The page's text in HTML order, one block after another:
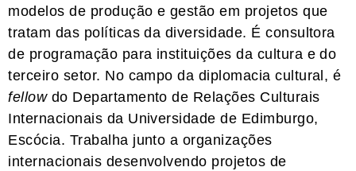
modelos de produção e gestão em projetos que
tratam das políticas da diversidade. É consultora
de programação para instituições da cultura e do
terceiro setor. No campo da diplomacia cultural, é
fellow do Departamento de Relações Culturais
Internacionais da Universidade de Edimburgo,
Escócia. Trabalha junto a organizações
internacionais desenvolvendo projetos de